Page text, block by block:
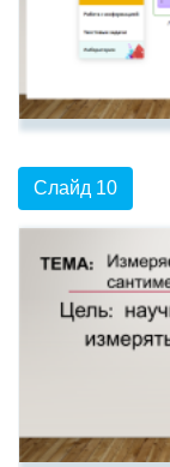
Слайд 10